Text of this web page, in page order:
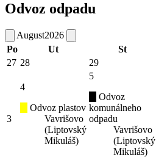
Odvoz odpadu
August2026
Po
Ut St
27 28 29
3
4
Odvoz plastov
Vavrišovo
(Liptovský
Mikuláš)
5
Odvoz
komunálneho
odpadu
Vavrišovo
(Liptovský
Mikuláš)